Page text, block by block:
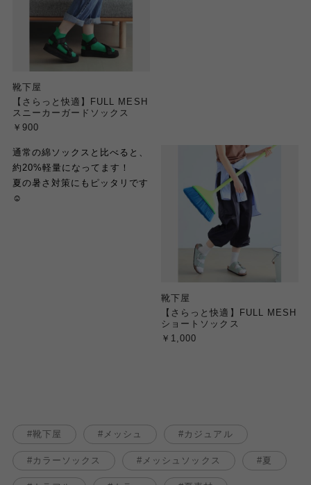
靴下屋
【さらっと快適】FULL MESH
スニーカーガードソックス
￥900
通常の綿ソックスと比べると、
約20%軽量になってます！
夏の暑さ対策にもピッタリです
☺︎
靴下屋
【さらっと快適】FULL MESH
ショートソックス
￥1,000
靴下屋 メッシュ カジュアル
カラーソックス メッシュソックス 夏